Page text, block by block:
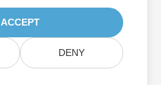
ACCEPT
DENY